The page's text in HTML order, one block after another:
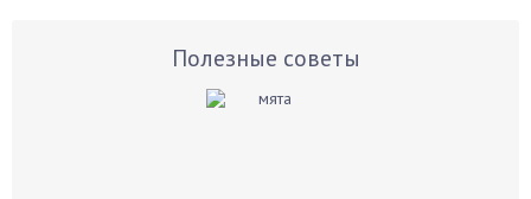
Полезные советы